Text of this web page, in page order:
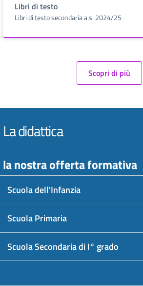
Libri di testo
Libri di testo secondaria a.s. 2024/25
Scopri di più
La didattica
la nostra offerta formativa
Scuola dell'Infanzia
Scuola Primaria
Scuola Secondaria di I° grado